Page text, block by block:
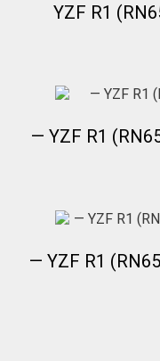
News
Test Startseite
Infos zu
YZF R1
— YZF R1
— YZF R1